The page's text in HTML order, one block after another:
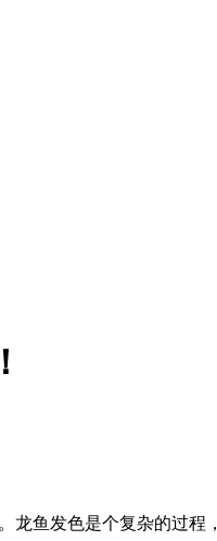
鱼发色是个复杂的过